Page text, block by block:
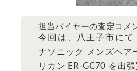
担当バイヤーの査定コメ
今回は、八王子市にて
ナソニック メンズヘア
リカン ER-GC70 を出